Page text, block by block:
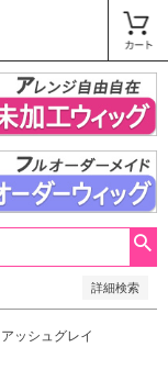
詳細検索
アッシュグレイ